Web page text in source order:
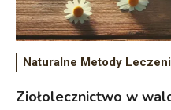
Naturalne Metody
Ziołolecznictwo w